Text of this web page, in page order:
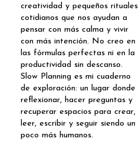
creatividad y pequeños rituales
cotidianos que nos ayudan a
pensar con más calma y vivir
con más intención. No creo en
las fórmulas perfectas ni en la
productividad sin descanso.
Slow Planning es mi cuaderno
de exploración: un lugar donde
reflexionar, hacer preguntas y
recuperar espacios para crear,
leer, escribir y seguir siendo un
poco más humanos.